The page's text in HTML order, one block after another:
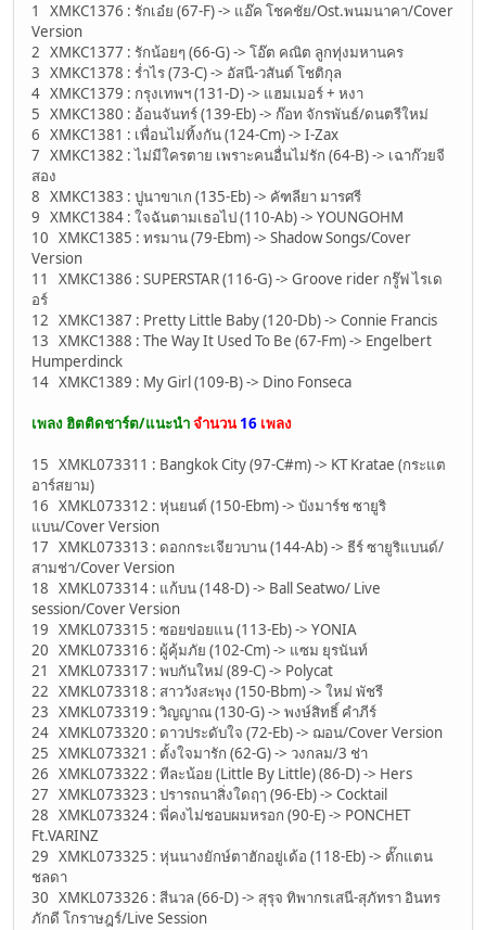
1 XMKC1376 : รักเอ๋ย (67-F) -> แอ๊ค โชคชัย/Ost.พนมนาคา/Cover
Version
2 XMKC1377 : รักน้อยๆ (66-G) -> โอ๊ต คณิต ลูกทุ่งมหานคร
3 XMKC1378 : ร่ำไร (73-C) -> อัสนี-วสันต์ โชติกุล
4 XMKC1379 : กรุงเทพฯ (131-D) -> แฮมเมอร์ + หงา
5 XMKC1380 : อ้อนจันทร์ (139-Eb) -> ก๊อท จักรพันธ์/ดนตรีใหม่
6 XMKC1381 : เพื่อนไม่ทิ้งกัน (124-Cm) -> I-Zax
7 XMKC1382 : ไม่มีใครตาย เพราะคนอื่นไม่รัก (64-B) -> เฉาก๊วยจี
สอง
8 XMKC1383 : ปูนาขาเก (135-Eb) -> คัฑลียา มารศรี
9 XMKC1384 : ใจฉันตามเธอไป (110-Ab) -> YOUNGOHM
10 XMKC1385 : ทรมาน (79-Ebm) -> Shadow Songs/Cover
Version
11 XMKC1386 : SUPERSTAR (116-G) -> Groove rider กรู๊ฟ ไรเด
อร์
12 XMKC1387 : Pretty Little Baby (120-Db) -> Connie Francis
13 XMKC1388 : The Way It Used To Be (67-Fm) -> Engelbert
Humperdinck
14 XMKC1389 : My Girl (109-B) -> Dino Fonseca
เพลง ฮิตติดชาร์ต/แนะนำจำนวน16 เพลง
15 XMKL073311 : Bangkok City (97-C#m) -> KT Kratae (กระแต
อาร์สยาม)
16 XMKL073312 : หุ่นยนต์ (150-Ebm) -> บังมาร์ช ซายูริ
แบน/Cover Version
17 XMKL073313 : ดอกกระเจียวบาน (144-Ab) -> ธีร์ ซายูริแบนด์/
สามช่า/Cover Version
18 XMKL073314 : แก้บน (148-D) -> Ball Seatwo/ Live
session/Cover Version
19 XMKL073315 : ซอยข่อยแน (113-Eb) -> YONIA
20 XMKL073316 : ผู้คุ้มภัย (102-Cm) -> แซม ยุรนันท์
21 XMKL073317 : พบกันใหม่ (89-C) -> Polycat
22 XMKL073318 : สาววังสะพุง (150-Bbm) -> ใหม่ พัชรี
23 XMKL073319 : วิญญาณ (130-G) -> พงษ์สิทธิ์ คำภีร์
24 XMKL073320 : ดาวประดับใจ (72-Eb) -> ฌอน/Cover Version
25 XMKL073321 : ตั้งใจมารัก (62-G) -> วงกลม/3 ช่า
26 XMKL073322 : ทีละน้อย (Little By Little) (86-D) -> Hers
27 XMKL073323 : ปรารถนาสิ่งใดฤๅ (96-Eb) -> Cocktail
28 XMKL073324 : พี่คงไม่ชอบผมหรอก (90-E) -> PONCHET
Ft.VARINZ
29 XMKL073325 : หุ่นนางยักษ์ตาฮักอยู่เด้อ (118-Eb) -> ตั๊กแตน
ชลดา
30 XMKL073326 : สีนวล (66-D) -> สุรุจ ทิพากรเสนี-สุภัทรา อินทร
ภักดี โกราษฎร์/Live Session